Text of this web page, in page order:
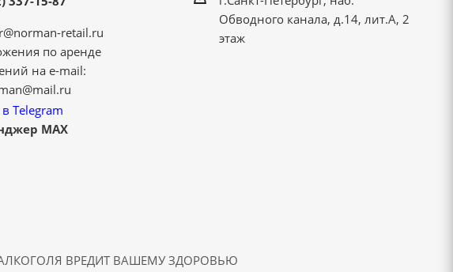
retail.ru
по аренде
на e-mail:
Telegram
MAX
Обводного канала, д.14, лит.А, 2
этаж
ВРЕДИТ ВАШЕМУ ЗДОРОВЬЮ